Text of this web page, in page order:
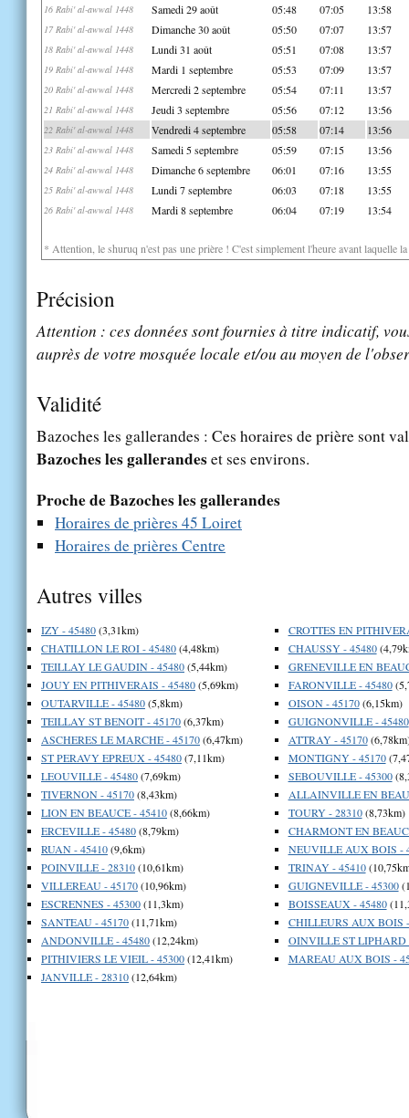
16 Rabi' al-awwal 1448 Samedi 29 août 05:48 07:05 13:58
17 Rabi' al-awwal 1448 Dimanche 30 août 05:50 07:07 13:57
18 Rabi' al-awwal 1448 Lundi 31 août 05:51 07:08 13:57
19 Rabi' al-awwal 1448 Mardi 1 septembre 05:53 07:09 13:57
20 Rabi' al-awwal 1448 Mercredi 2 septembre 05:54 07:11 13:57
21 Rabi' al-awwal 1448 Jeudi 3 septembre 05:56 07:12 13:56
22 Rabi' al-awwal 1448 Vendredi 4 septembre 05:58 07:14 13:56
23 Rabi' al-awwal 1448 Samedi 5 septembre 05:59 07:15 13:56
24 Rabi' al-awwal 1448 Dimanche 6 septembre 06:01 07:16 13:55
25 Rabi' al-awwal 1448 Lundi 7 septembre 06:03 07:18 13:55
26 Rabi' al-awwal 1448 Mardi 8 septembre 06:04 07:19 13:54
* Attention, le shuruq n'est pas une prière ! C'est simplement l'heure avant laquelle
Précision
Attention : ces données sont fournies à titre indicatif,
auprès de votre mosquée locale et/ou au moyen de
Validité
Bazoches les gallerandes : Ces horaires de prière sont
Bazoches les gallerandeset ses environs.
Proche de Bazoches les gallerandes
Horaires de prières 45 Loiret
Horaires de prières Centre
Autres villes
IZY - 45480(3,31km)
CHATILLON LE ROI - 45480(4,48km)
TEILLAY LE GAUDIN - 45480(5,44km)
JOUY EN PITHIVERAIS - 45480(5,69km)
OUTARVILLE - 45480(5,8km)
TEILLAY ST BENOIT - 45170(6,37km)
ASCHERES LE MARCHE - 45170(6,47km)
ST PERAVY EPREUX - 45480(7,11km)
LEOUVILLE - 45480(7,69km)
TIVERNON - 45170(8,43km)
LION EN BEAUCE - 45410(8,66km)
ERCEVILLE - 45480(8,79km)
RUAN - 45410(9,6km)
POINVILLE - 28310(10,61km)
VILLEREAU - 45170(10,96km)
ESCRENNES - 45300(11,3km)
SANTEAU - 45170(11,71km)
ANDONVILLE - 45480(12,24km)
PITHIVIERS LE VIEIL - 45300(12,41km)
JANVILLE - 28310(12,64km)
CROTTES EN
CHAUSSY - 45480
GRENEVILLE EN
FARONVILLE - 45480
OISON - 45170(6,15km)
GUIGNONVILLE - 45480
ATTRAY - 45170
MONTIGNY - 45170
SEBOUVILLE - 45300
ALLAINVILLE EN
TOURY - 28310(8,73km)
CHARMONT EN
NEUVILLE AUX BOIS -
TRINAY - 45410
GUIGNEVILLE - 45300
BOISSEAUX - 45480
CHILLEURS AUX BOIS
OINVILLE ST LIPHARD
MAREAU AUX BOIS -